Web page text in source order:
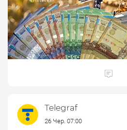
Telegraf
26 Чер. 07:00